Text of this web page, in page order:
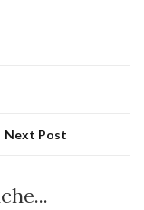
Next Post